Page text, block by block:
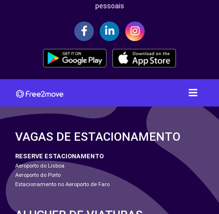
pessoais
VAGAS DE ESTACIONAMENTO
RESERVE ESTACIONAMENTO
Aeroporto do Lisboa
Aeroporto do Porto
Estacionamento no Aeroporto de Faro